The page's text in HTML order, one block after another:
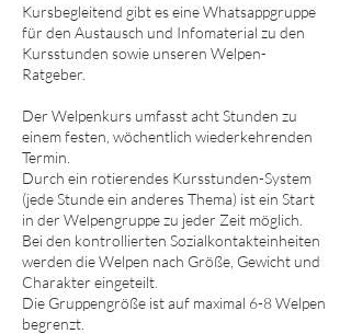
Kursbegleitend gibt es eine Whatsappgruppe
für den Austausch und Infomaterial zu den
Kursstunden sowie unseren Welpen-
Ratgeber.
Der Welpenkurs umfasst acht Stunden zu
einem festen, wöchentlich wiederkehrenden
Termin.
Durch ein rotierendes Kursstunden-System
(jede Stunde ein anderes Thema) ist ein Start
in der Welpengruppe zu jeder Zeit möglich.
Bei den kontrollierten Sozialkontakteinheiten
werden die Welpen nach Größe, Gewicht und
Charakter eingeteilt.
Die Gruppengröße ist auf maximal 6-8 Welpen
begrenzt.